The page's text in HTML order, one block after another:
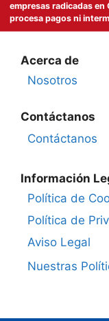
empresas radicadas
procesa pagos ni
Acerca de
Nosotros
Contáctanos
Contáctanos
Información
Política de
Política de
Aviso Legal
Nuestras